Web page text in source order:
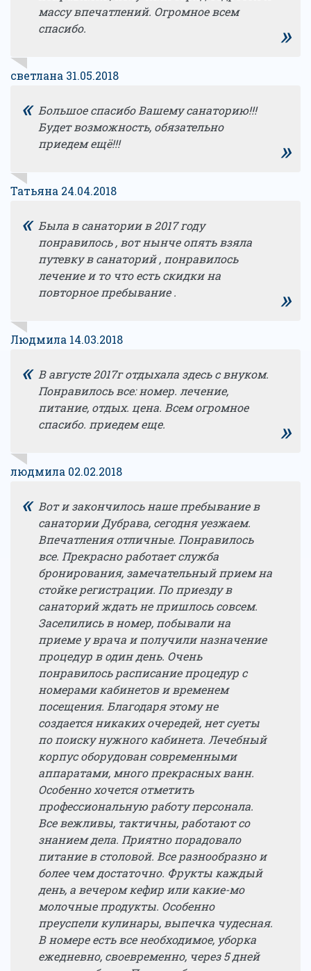
массу впечатлений. Огромное всем
спасибо.
»
светлана 31.05.2018
« Большое спасибо Вашему санаторию!!!
Будет возможность, обязательно
приедем ещё!!!
»
Татьяна 24.04.2018
« Была в санатории в 2017 году
понравилось , вот нынче опять взяла
путевку в санаторий , понравилось
лечение и то что есть скидки на
повторное пребывание .
»
Людмила 14.03.2018
« В августе 2017г отдыхала здесь с внуком.
Понравилось все: номер. лечение,
питание, отдых. цена. Всем огромное
спасибо. приедем еще.
»
людмила 02.02.2018
« Вот и закончилось наше пребывание в
санатории Дубрава, сегодня уезжаем.
Впечатления отличные. Понравилось
все. Прекрасно работает служба
бронирования, замечательный прием на
стойке регистрации. По приезду в
санаторий ждать не пришлось совсем.
Заселились в номер, побывали на
приеме у врача и получили назначение
процедур в один день. Очень
понравилось расписание процедур с
номерами кабинетов и временем
посещения. Благодаря этому не
создается никаких очередей, нет суеты
по поиску нужного кабинета. Лечебный
корпус оборудован современными
аппаратами, много прекрасных ванн.
Особенно хочется отметить
профессиональную работу персонала.
Все вежливы, тактичны, работают со
знанием дела. Приятно порадовало
питание в столовой. Все разнообразно и
более чем достаточно. Фрукты каждый
день, а вечером кефир или какие-мо
молочные продукты. Особенно
преуспели кулинары, выпечка чудесная.
В номере есть все необходимое, уборка
ежедневно, своевременно, через 5 дней